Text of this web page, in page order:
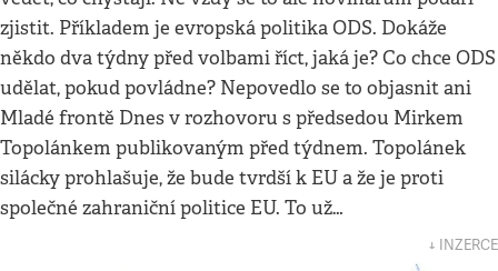
zjistit. Příkladem je evropská politika ODS. Dokáže
někdo dva týdny před volbami říct, jaká je? Co chce ODS
udělat, pokud povládne? Nepovedlo se to objasnit ani
Mladé frontě Dnes v rozhovoru s předsedou Mirkem
Topolánkem publikovaným před týdnem. Topolánek
silácky prohlašuje, že bude tvrdší k EU a že je proti
společné zahraniční politice EU. To už…
↓ INZERCE